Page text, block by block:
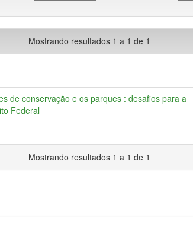
Mostrando resultados 1 a 1 de 1
de conservação e os parques : desafios para a
Federal
Mostrando resultados 1 a 1 de 1